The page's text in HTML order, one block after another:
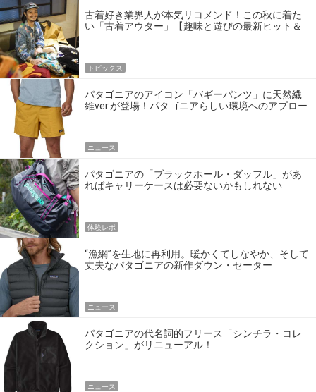
古着好き業界人が本気リコメンド！この秋に着た
い「古着アウター」【趣味と遊びの最新ヒット＆
トピックス
パタゴニアのアイコン「バギーパンツ」に天然繊
維ver.が登場！パタゴニアらしい環境へのアプロー
ニュース
パタゴニアの「ブラックホール・ダッフル」があ
ればキャリーケースは必要ないかもしれない
体験レポ
“漁網”を生地に再利用。暖かくてしなやか、そして
丈夫なパタゴニアの新作ダウン・セーター
ニュース
パタゴニアの代名詞的フリース「シンチラ・コレ
クション」がリニューアル！
ニュース